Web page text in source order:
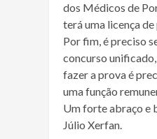
dos Médicos de
terá uma licença
Por fim, é preciso
concurso
fazer a prova é
uma função
Um forte abraço e
Júlio Xerfan.